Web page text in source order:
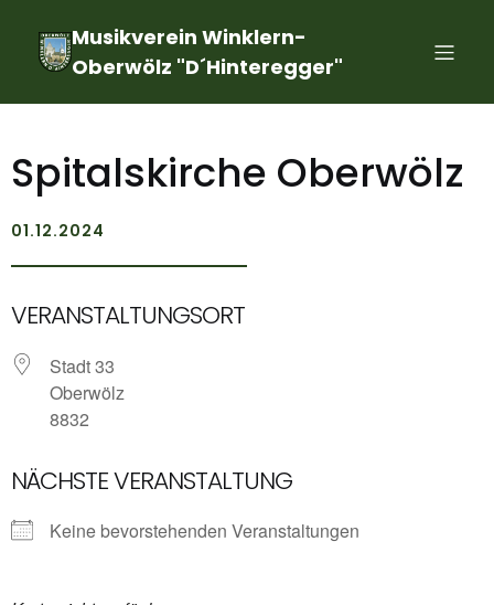
Musikverein Winklern-
Oberwölz "D´Hinteregger"
Spitalskirche Oberwölz
01.12.2024
VERANSTALTUNGSORT
Stadt 33
Oberwölz
8832
NÄCHSTE VERANSTALTUNG
Keine bevorstehenden Veranstaltungen